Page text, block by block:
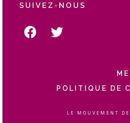
SUIVEZ-NOUS
POLITIQUE DE
LE MOUVEMENT